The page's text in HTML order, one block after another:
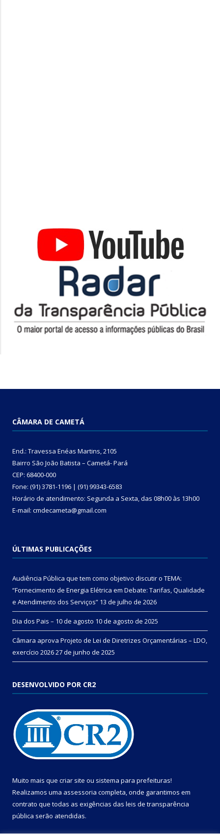
CÂMARA DE CAMETÁ
End.: Travessa Enéas Martins, 2105
Bairro São João Batista – Cametá- Pará
CEP: 68400-000
Fone: (91) 3781-1196 | (91) 99343-6583
Horário de atendimento: Segunda a Sexta, das 08h00 às 13h00
E-mail: cmdecameta@gmail.com
ÚLTIMAS PUBLICAÇÕES
Audiência Pública que tem como objetivo discutir o TEMA:
“Fornecimento de Energia Elétrica em Debate: Tarifas, Qualidade
e Atendimento dos Serviços” 13 de julho de 2026
Dia dos Pais – 10 de agosto 10 de agosto de 2025
Câmara aprova Projeto de Lei de Diretrizes Orçamentárias – LDO,
exercício 202627 de junho de 2025
DESENVOLVIDO POR CR2
Muito mais que criar site ou sistema para prefeituras!
Realizamos uma assessoria completa, onde garantimos em
contrato que todas as exigências das leis de transparência
pública serão atendidas.